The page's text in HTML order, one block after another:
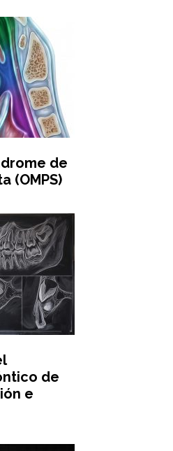
de
(OMPS)
de
e